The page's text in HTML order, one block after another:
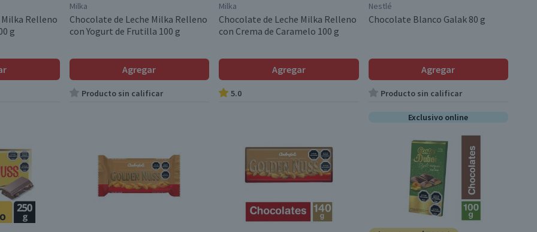
Relleno
g
Milka
Chocolate de Leche Milka Relleno
con Yogurt de Frutilla 100 g
Agregar
Producto sin calificar
Milka
Chocolate de Leche Milka Relleno
con Crema de Caramelo 100 g
Agregar
5.0
Nestlé
Chocolate Blanco Galak 80 g
Agregar
Producto sin calificar
Exclusivo online